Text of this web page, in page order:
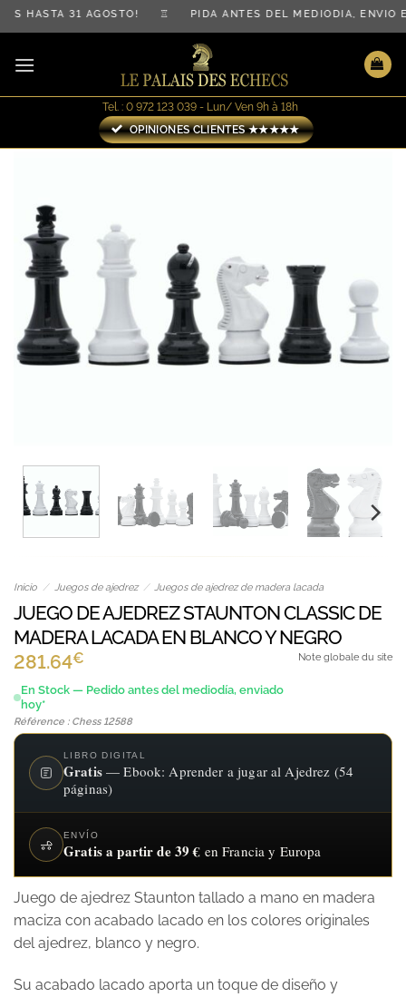
Saltar
al
contenido
HASTA 31 AGOSTO! ♖ PIDA ANTES DEL MEDIODÍA,
Tel. : 0 972 123 039 - Lun/ Ven 9h à 18h
OPINIONES CLIENTES ★★★★★
Inicio / Juegos de ajedrez / Juegos de ajedrez de madera lacada
JUEGO DE AJEDREZ STAUNTON CLASSIC DE
MADERA LACADA EN BLANCO Y NEGRO
281.64€
En Stock — Pedido antes del mediodía, enviado
hoy*
Référence : Chess 12588
Note globale du site
LIBRO DIGITAL
Gratis— Ebook: Aprender a jugar al Ajedrez (54
páginas)
ENVÍO
Gratis a partir de 39 € en Francia y Europa
Juego de ajedrez Staunton tallado a mano en madera
maciza con acabado lacado en los colores originales
del ajedrez, blanco y negro.
Su acabado lacado aporta un toque de diseño y